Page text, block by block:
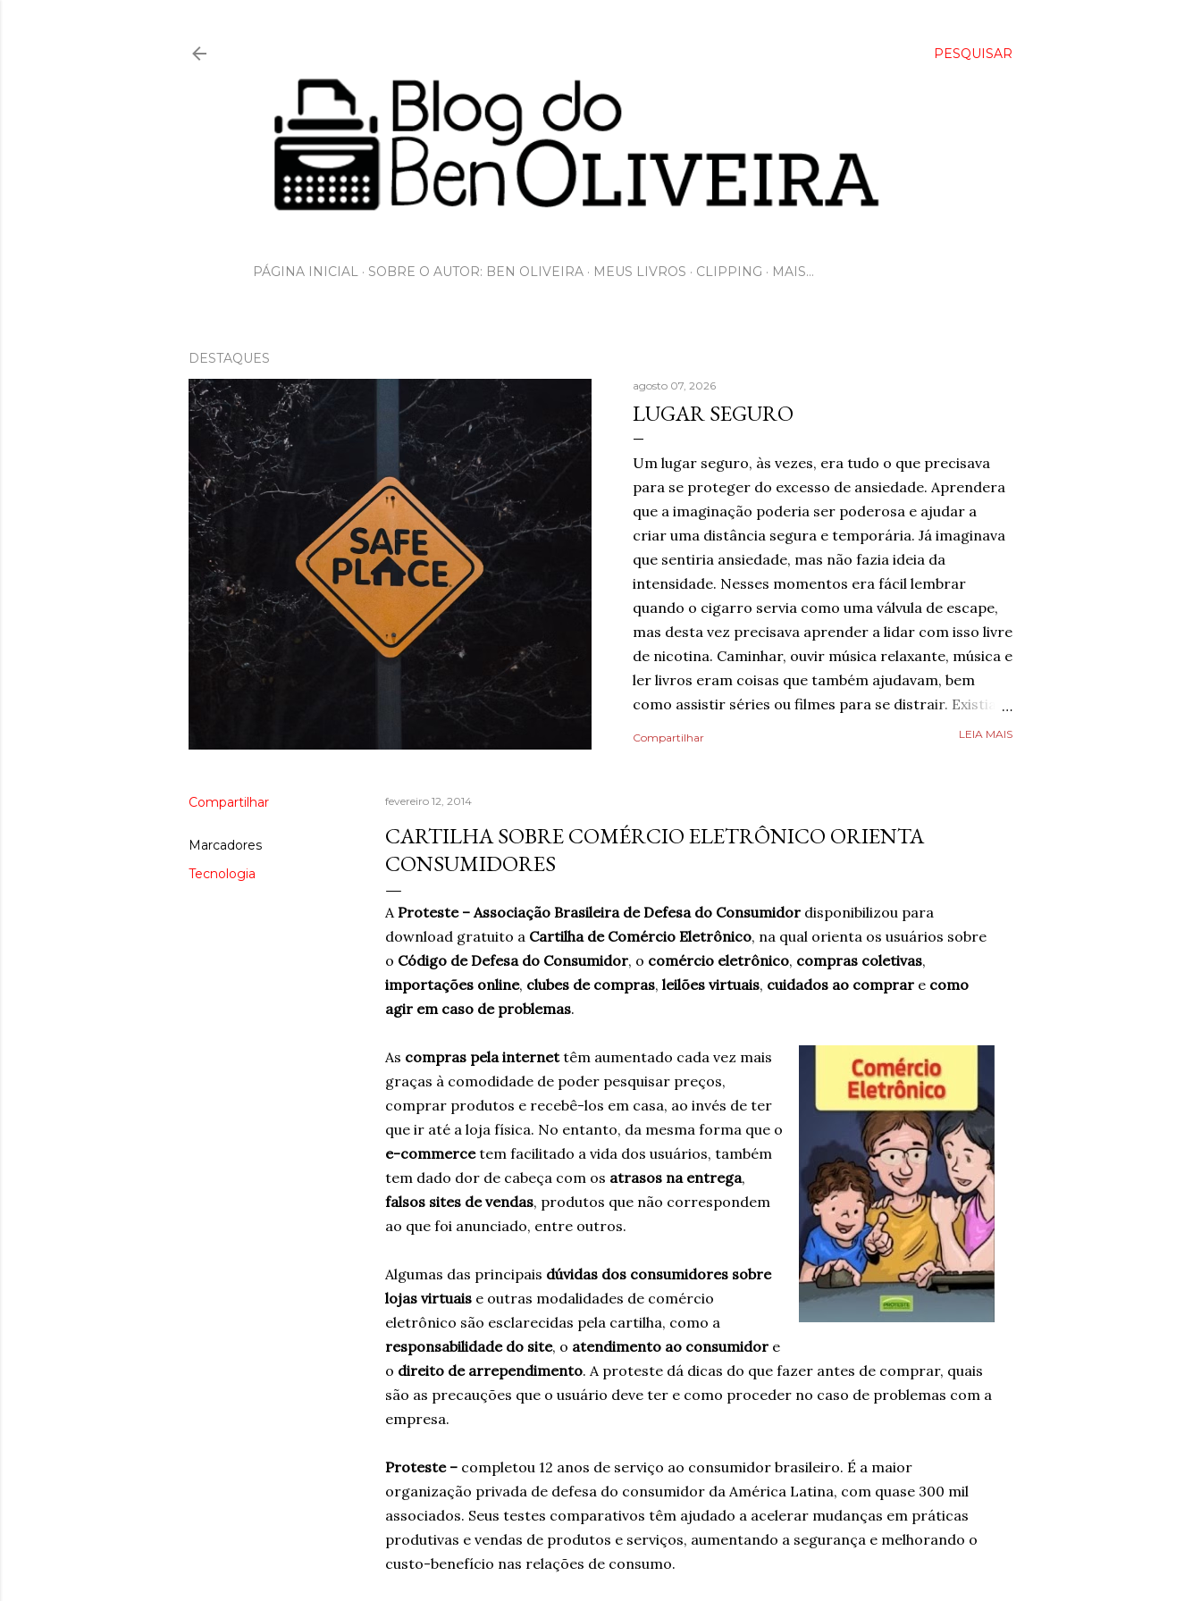
PESQUISAR
PÁGINA INICIAL SOBRE O AUTOR: BEN OLIVEIRA MEUS LIVROS CLIPPING MAIS…
DESTAQUES
agosto 07, 2026
LUGAR SEGURO
Um lugar seguro, às vezes, era tudo o que precisava
para se proteger do excesso de ansiedade. Aprendera
que a imaginação poderia ser poderosa e ajudar a
criar uma distância segura e temporária. Já imaginava
que sentiria ansiedade, mas não fazia ideia da
intensidade. Nesses momentos era fácil lembrar
quando o cigarro servia como uma válvula de escape,
mas desta vez precisava aprender a lidar com isso livre
de nicotina. Caminhar, ouvir música relaxante, música e
ler livros eram coisas que também ajudavam, bem
como assistir séries ou filmes para se distrair. Existia
um limite de quanto era possível diminuir a ansiedade,
seguro poderia fazer toda diferença. Era algo que
muita gente já fazia de forma intuitiva, mas que ao
palavras. A verdade é qu...
Compartilhar LEIA MAIS
Compartilhar
Marcadores
Tecnologia
fevereiro 12, 2014
CARTILHA SOBRE COMÉRCIO ELETRÔNICO ORIENTA
CONSUMIDORES
A Proteste – Associação Brasileira de Defesa do Consumidor disponibilizou para
download gratuito a Cartilha de Comércio Eletrônico, na qual orienta os usuários sobre
o Código de Defesa do Consumidor, o comércio eletrônico, compras coletivas,
importações online, clubes de compras, leilões virtuais, cuidados ao comprar e como
agir em caso de problemas.
As compras pela internettêm aumentado cada vez mais
graças à comodidade de poder pesquisar preços,
comprar produtos e recebê-los em casa, ao invés de ter
que ir até a loja física. No entanto, da mesma forma que o
e-commercetem facilitado a vida dos usuários, também
tem dado dor de cabeça com os atrasos na entrega,
falsos sites de vendas, produtos que não correspondem
ao que foi anunciado, entre outros.
Algumas das principais dúvidas dos consumidores sobre
lojas virtuais e outras modalidades de comércio
eletrônico são esclarecidas pela cartilha, como a
responsabilidade do site, o atendimento ao consumidor e
o direito de arrependimento. A proteste dá dicas do que fazer antes de comprar, quais
são as precauções que o usuário deve ter e como proceder no caso de problemas com a
empresa.
Proteste – completou 12 anos de serviço ao consumidor brasileiro. É a maior
organização privada de defesa do consumidor da América Latina, com quase 300 mil
associados. Seus testes comparativos têm ajudado a acelerar mudanças em práticas
produtivas e vendas de produtos e serviços, aumentando a segurança e melhorando o
custo-benefício nas relações de consumo.